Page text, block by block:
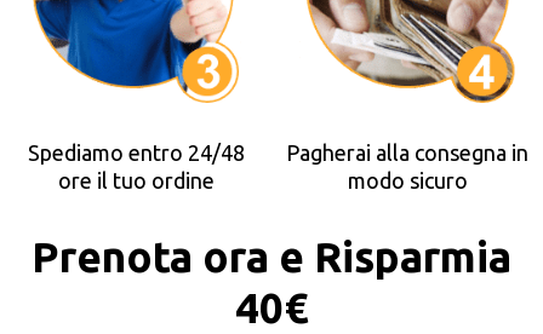
Spediamo entro 24/48
ore il tuo ordine
Pagherai alla consegna in
modo sicuro
Prenota ora e Risparmia
40€